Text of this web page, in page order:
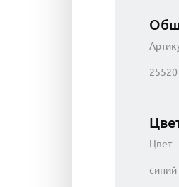
25520
Цвет
синий